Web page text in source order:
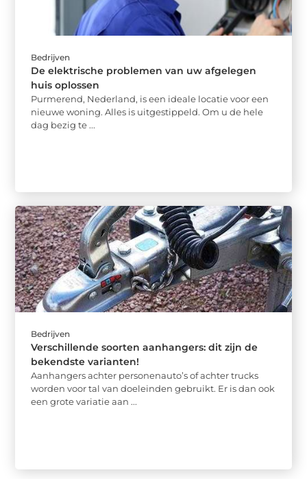
Bedrijven
De elektrische problemen van uw afgelegen
huis oplossen
Purmerend, Nederland, is een ideale locatie voor een
nieuwe woning. Alles is uitgestippeld. Om u de hele
dag bezig te ...
Bedrijven
Verschillende soorten aanhangers: dit zijn de
bekendste varianten!
Aanhangers achter personenauto’s of achter trucks
worden voor tal van doeleinden gebruikt. Er is dan ook
een grote variatie aan ...